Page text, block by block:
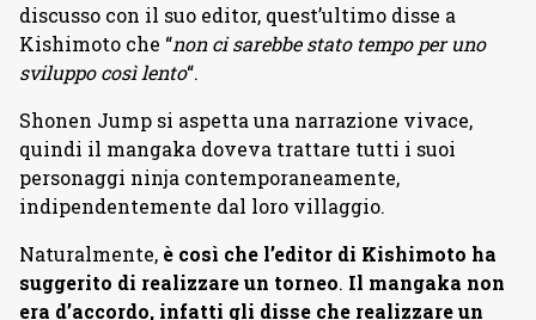
discusso con il suo editor, quest’ultimo disse a
Kishimoto che “non ci sarebbe stato tempo per uno
sviluppo così lento“.
Shonen Jump si aspetta una narrazione vivace,
quindi il mangaka doveva trattare tutti i suoi
personaggi ninja contemporaneamente,
indipendentemente dal loro villaggio.
Naturalmente, è così che l’editor di Kishimoto ha
suggerito di realizzare un torneo. Il mangaka non
era d’accordo, infatti gli disse che realizzare un